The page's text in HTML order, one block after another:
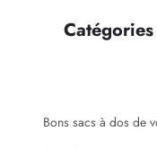
Bons sacs à dos de